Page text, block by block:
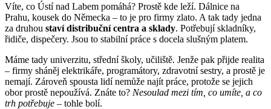
Víte, co Ústí nad Labem pomáhá? Prostě kde leží. Dálnice na
Prahu, kousek do Německa – to je pro firmy zlato. A tak tady jedna
za druhou staví distribuční centra a sklady. Potřebují skladníky,
řidiče, dispečery. Jsou to stabilní práce s docela slušným platem.
Máme tady univerzitu, střední školy, učiliště. Jenže pak přijde realita
– firmy sháněj elektrikáře, programátory, zdravotní sestry, a prostě je
nemají. Zároveň spousta lidí nemůže najít práce, protože se jejich
obor prostě nepoužívá. Znáte to? Nesoulad mezi tím, co umíte, a co
trh potřebuje – tohle bolí.